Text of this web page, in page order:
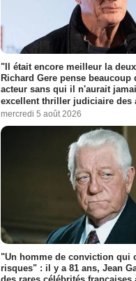
"Il était encore meilleur la
Richard Gere pense beaucoup
acteur sans qui il n'aurait
excellent thriller judiciaire des
mercredi 5 août 2026
"Un homme de conviction qui
risques" : il y a 81 ans, Jean